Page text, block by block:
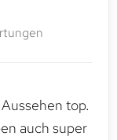
top.
auch super